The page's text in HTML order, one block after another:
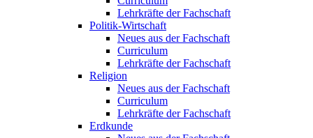
Lehrkräfte der Fachschaft
Politik-Wirtschaft
Neues aus der Fachschaft
Curriculum
Lehrkräfte der Fachschaft
Religion
Neues aus der Fachschaft
Curriculum
Lehrkräfte der Fachschaft
Erdkunde